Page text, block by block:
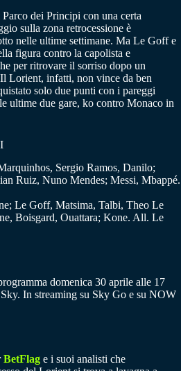
dei Principi con una certa
sulla zona retrocessione è
nelle ultime settimane. Ma Le Goff e
figura contro la capolista e
per ritrovare il sorriso dopo un
Lorient, infatti, non vince da ben
solo due punti con i pareggi
ultime due gare, ko contro Monaco in
Sergio Ramos, Danilo;
Ruiz, Nuno Mendes; Messi, Mbappé.
Le Goff, Matsima, Talbi, Theo Le
Boisgard, Ouattara; Kone. All. Le
domenica 30 aprile alle 17
In streaming su Sky Go e su NOW
BetFlag e i suoi analisti che